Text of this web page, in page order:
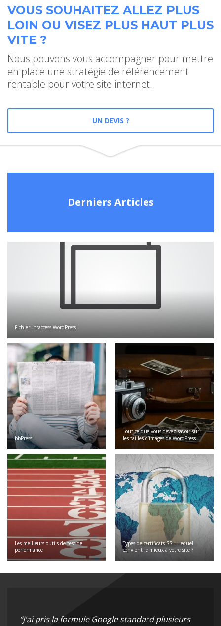
VOUS SOUHAITEZ ALLEZ PLUS
LOIN OU VISEZ PLUS HAUT PLUS
VITE ?
Nous pouvons vous accompagner pour mettre
en place une stratégie de référencement
rentable pour votre site internet.
UN DEVIS ?
Derniers Articles
Fichier .htaccess WordPress
bbPress
Tout ce que vous devez savoir sur
les tailles d’images de WordPress
Les meilleurs outils de test de
performance
Types de certificats SSL : lequel
convient le mieux à votre site ?
“J'ai pris la formule Google standard plusieurs